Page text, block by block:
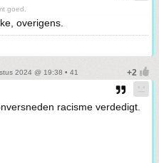
goed.
overigens.
2024 @ 19:38 • 41
racisme verdedigt.